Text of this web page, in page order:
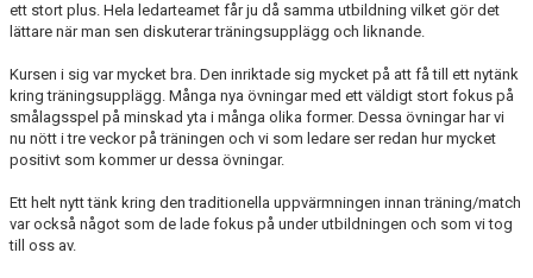
ett stort plus. Hela ledarteamet får ju då samma utbildning vilket gör det
lättare när man sen diskuterar träningsupplägg och liknande.
Kursen i sig var mycket bra. Den inriktade sig mycket på att få till ett nytänk
kring träningsupplägg. Många nya övningar med ett väldigt stort fokus på
smålagsspel på minskad yta i många olika former. Dessa övningar har vi
nu nött i tre veckor på träningen och vi som ledare ser redan hur mycket
positivt som kommer ur dessa övningar.
Ett helt nytt tänk kring den traditionella uppvärmningen innan träning/match
var också något som de lade fokus på under utbildningen och som vi tog
till oss av.